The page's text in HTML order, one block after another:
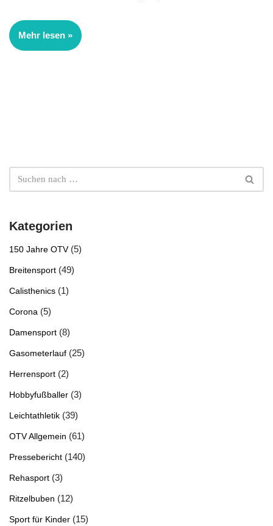
Mehr lesen »
Kategorien
150 Jahre OTV(5)
Breitensport (49)
Calisthenics (1)
Corona (5)
Damensport (8)
Gasometerlauf (25)
Herrensport (2)
Hobbyfußballer (3)
Leichtathletik (39)
OTV Allgemein (61)
Pressebericht (140)
Rehasport (3)
Ritzelbuben (12)
Sport für Kinder (15)